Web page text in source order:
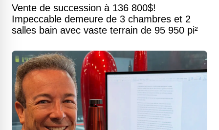
Vente de succession à 136 800$!
Impeccable demeure de 3 chambres et 2
salles bain avec vaste terrain de 95 950 pi²